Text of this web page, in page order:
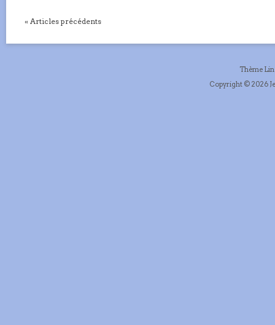
« Articles précédents
Thème
Copyright © 2026